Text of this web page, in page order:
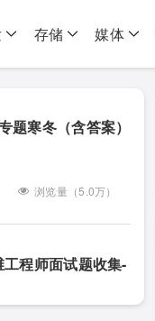
存储 媒体
题寒冬（含答案）
浏览量（5.0万）
程师面试题收集-